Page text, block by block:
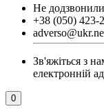
Не
+38 (050) 423-
Зв'яжіться з
електронній
0